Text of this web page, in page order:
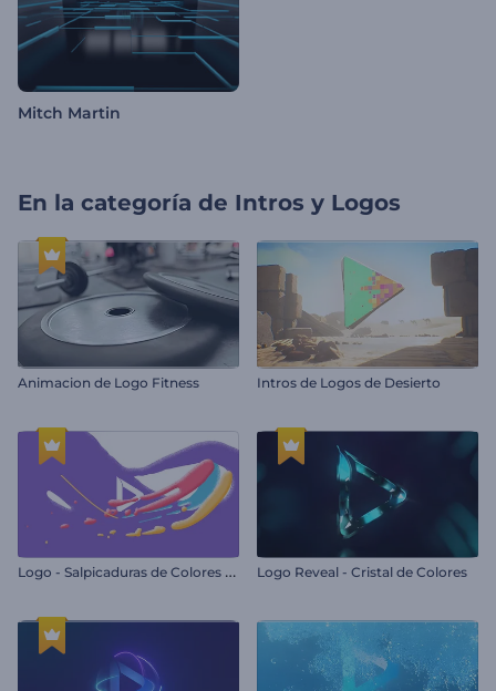
Mitch Martin
En la categoría de Intros y Logos
Animacion de Logo Fitness Intros de Logos de Desierto
L
ogo - Salpicaduras de Colores Granuladas Logo Reveal - Cristal de Colores